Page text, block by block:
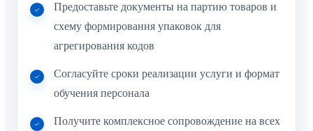
Предоставьте документы на партию товаров и
схему формирования упаковок для
агрегирования кодов
Согласуйте сроки реализации услуги и формат
обучения персонала
Получите комплексное сопровождение на всех